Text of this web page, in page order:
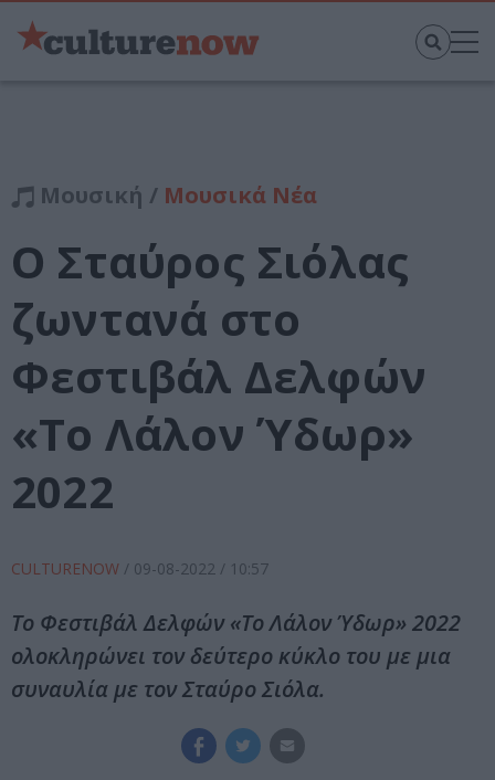
Μουσική / Μουσικά Νέα
Ο Σταύρος Σιόλας
ζωντανά στο
Φεστιβάλ Δελφών
«Το Λάλον Ύδωρ»
2022
CULTURENOW / 09-08-2022 / 10:57
Το Φεστιβάλ Δελφών «Το Λάλον Ύδωρ» 2022
ολοκληρώνει τον δεύτερο κύκλο του με μια
συναυλία με τον Σταύρο Σιόλα.